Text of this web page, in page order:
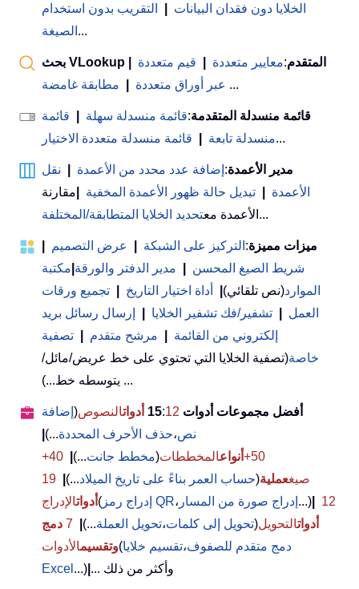
الخلايا دون فقدان البيانات
التقريب بدون استخدام
الصيغة ...
بحث VLookup المتقدم:معايير متعددة قيم متعددة
عبر أوراق متعددة
مطابقة غامضة ...
قائمة منسدلة المتقدمة:قائمة منسدلة سهلة
قائمة
منسدلة تابعة
قائمة منسدلة متعددة الاختيار ...
مدير الأعمدة: إضافة عدد محدد من الأعمدة
نقل
الأعمدة
تبديل حالة ظهور الأعمدة المخفية
مقارنة
الأعمدة معتحديد الخلايا المتطابقة/المختلفة ...
ميزات مميزة: التركيز على الشبكة عرض التصميم
شريط الصيغ المحسن
مدير الدفتر والورقة مكتبة
الموارد(نص تلقائي) أداة اختيار التاريخ
تجميع ورقات
العمل
تشفير/فك تشفير الخلايا
إرسال رسائل بريد
إلكتروني من القائمة
مرشح متقدم
تصفية
خاصة(تصفية الخلايا التي تحتوي على خط عريض/مائل/
يتوسطه خط...) ...
أفضل مجموعات أدوات 15 :12 أدواتالنصوص( إضافة
نص،حذف الأحرف المحددة...)
50+
أنواعالمخططات(مخطط جانت...)
40+
صيغعملية(حساب العمر بناءً على تاريخ الميلاد...)
19
أدواتالإدراج ( إدراج رمز QR، إدراج صورة من المسار ...)
12
أدواتالتحويل(تحويل إلى كلمات،تحويل العملة...)
7 دمج
وتقسيمالأدوات ( دمج متقدم للصفوف،تقسيم خلايا
Excel ...) ... وأكثر من ذلك